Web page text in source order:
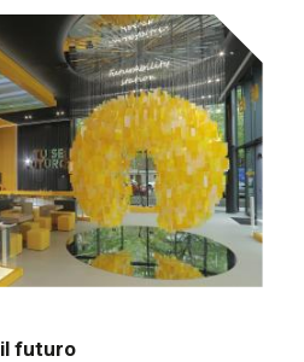
futuro